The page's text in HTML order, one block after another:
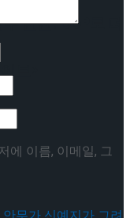
브>
한잔! DDP로 떠
브>
에 이름, 이메일, 그